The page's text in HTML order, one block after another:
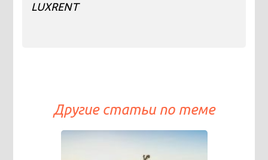
LUXRENT
Другие статьи по теме